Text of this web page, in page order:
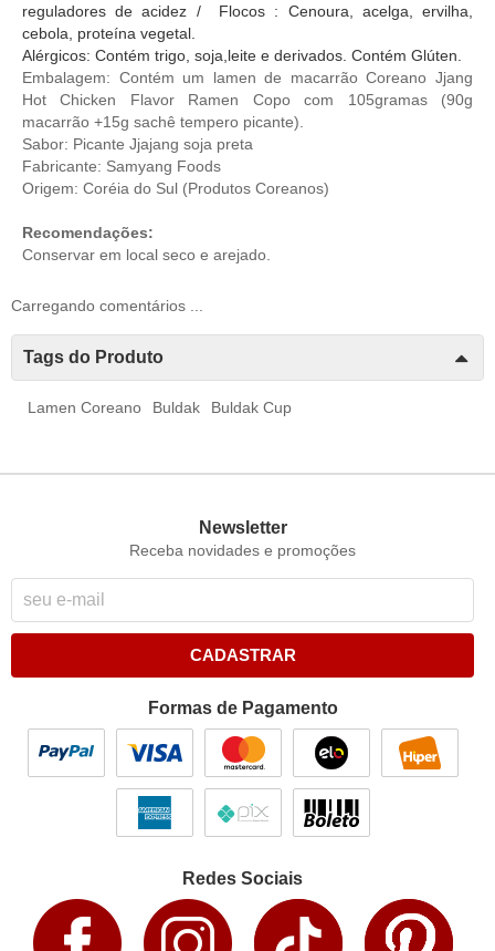
reguladores de acidez / Flocos : Cenoura, acelga, ervilha,
cebola, proteína vegetal.
Alérgicos: Contém trigo, soja,leite e derivados. Contém Glúten.
Embalagem: Contém um lamen de macarrão Coreano Jjang
Hot Chicken Flavor Ramen Copo com 105gramas (90g
macarrão +15g sachê tempero picante).
Sabor: Picante Jjajang soja preta
Fabricante: Samyang Foods
Origem: Coréia do Sul (Produtos Coreanos)
Recomendações:
Conservar em local seco e arejado.
Carregando comentários ...
Tags do Produto
Lamen Coreano Buldak Buldak Cup
Newsletter
Receba novidades e promoções
CADASTRAR
Formas de Pagamento
Redes Sociais